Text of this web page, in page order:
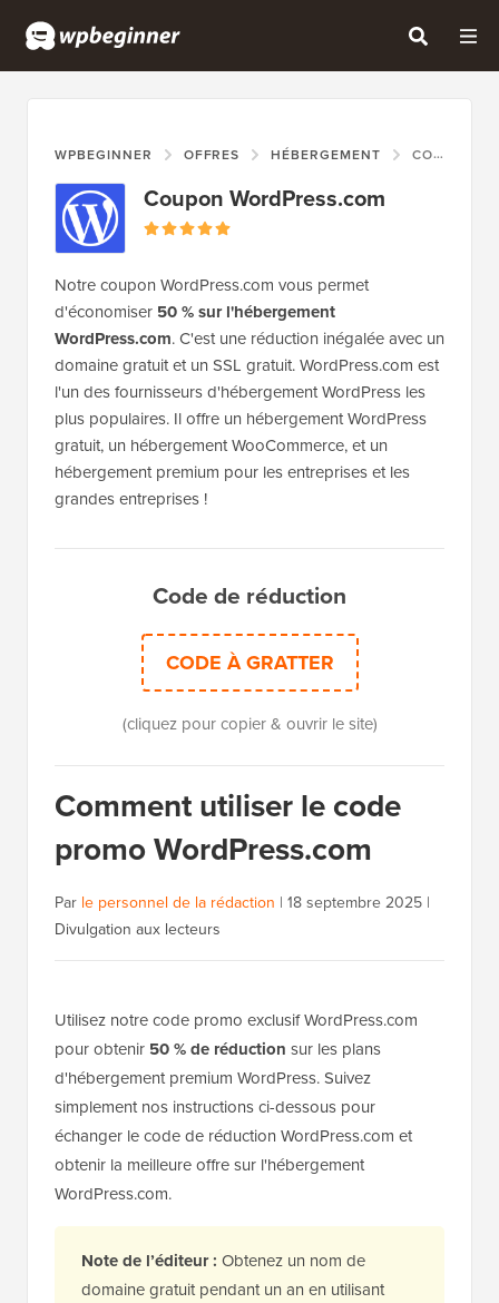
WPBEGINNER OFFRES HÉBERGEMENT COUPON WORDPRESS.COM
Coupon WordPress.com
Notre coupon WordPress.com vous permet
d'économiser 50 % sur l'hébergement
WordPress.com. C'est une réduction inégalée avec un
domaine gratuit et un SSL gratuit. WordPress.com est
l'un des fournisseurs d'hébergement WordPress les
plus populaires. Il offre un hébergement WordPress
gratuit, un hébergement WooCommerce, et un
hébergement premium pour les entreprises et les
grandes entreprises !
Code de réduction
CODE À GRATTER
(cliquez pour copier & ouvrir le site)
Comment utiliser le code
promo WordPress.com
Par le personnel de la rédaction | 18 septembre 2025 |
Divulgation aux lecteurs
Utilisez notre code promo exclusif WordPress.com
pour obtenir 50 % de réduction sur les plans
d'hébergement premium WordPress. Suivez
simplement nos instructions ci-dessous pour
échanger le code de réduction WordPress.com et
obtenir la meilleure offre sur l'hébergement
WordPress.com.
Note de l’éditeur : Obtenez un nom de
domaine gratuit pendant un an en utilisant